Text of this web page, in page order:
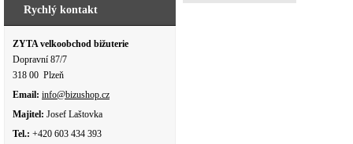
Rychlý kontakt
ZYTA velkoobchod bižuterie
Dopravní 87/7
318 00 Plzeň
Email: info@bizushop.cz
Majitel: Josef Laštovka
Tel.: +420 603 434 393